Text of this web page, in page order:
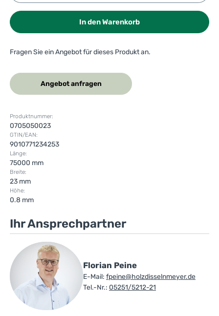
In den Warenkorb
Fragen Sie ein Angebot für dieses Produkt an.
Angebot anfragen
Produktnummer:
0705050023
GTIN/EAN:
9010771234253
Länge:
75000 mm
Breite:
23 mm
Höhe:
0.8 mm
Ihr Ansprechpartner
Florian Peine
E-Mail: fpeine@holzdisselnmeyer.de
Tel.-Nr.: 05251/5212-21